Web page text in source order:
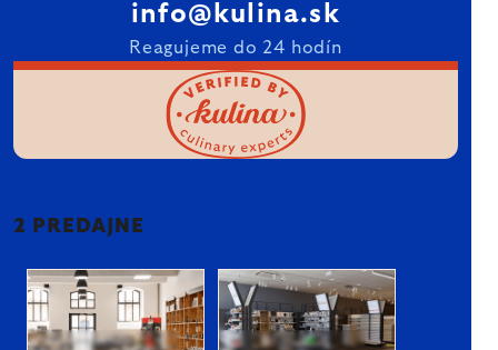
info@kulina.sk
Reagujeme do 24 hodín
2 PREDAJNE